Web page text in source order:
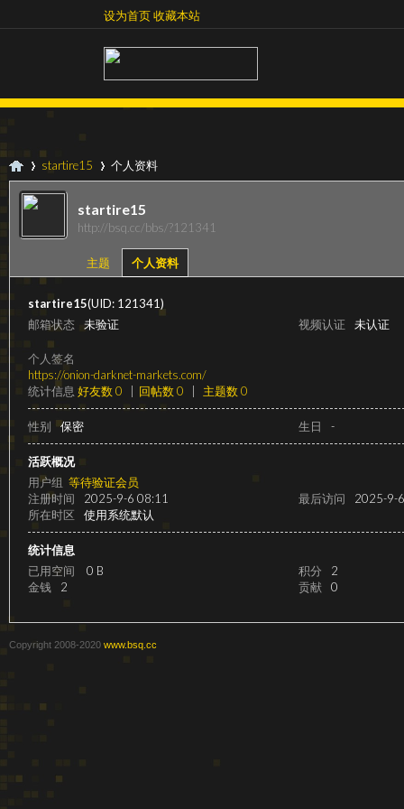
收藏本站设为首页收藏本站
速
›
startire15 个人资料
startire15
http://bsq.cc/bbs/?121341
主题 个人资料
startire15(UID: 121341)
邮箱状态
未验证 视频认证 未认证
个人签名
https://onion-darknet-markets.com/
统计信息 好友数 0 回帖数 0 主题数 0
性别 保密 生日 -
活跃概况
用户组 等待验证会员
注册时间
2025-9-6 08:11 最后访问
2025-9-
所在时区
使用系统默认
统计信息
已用空间
0 B 积分
2
金钱
2 贡献 0
Copyright 2008-2020 www.bsq.cc